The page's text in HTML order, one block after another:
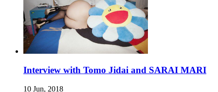
Interview with Tomo Jidai and SARAI MARI
10 Jun, 2018